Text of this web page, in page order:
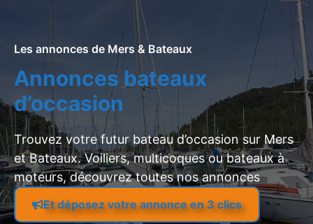
Les annonces de Mers & Bateaux
Annonces bateaux
d’occasion
Trouvez votre futur bateau d’occasion sur Mers
et Bateaux. Voiliers, multicoques ou bateaux à
moteurs, découvrez toutes nos annonces
Et déposez votre annonce en 3 clics